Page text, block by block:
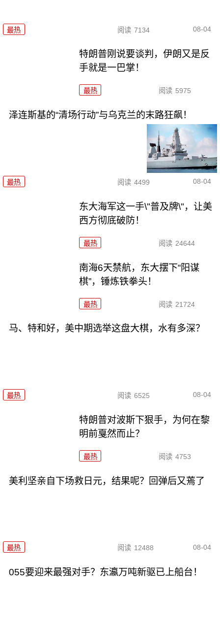
最热 阅读 7134 08-04
特朗普刚说要谈判，伊朗又是反
手就是一巴掌！
最热 阅读 5975
泽连斯基的“清场行动”与乌克兰的末路狂飙！
最热 阅读 4499 08-04
东大海军这一手\"普及牌\"，让美
西方彻底破防！
最热 阅读 24644
南海6天禁航，东大摆下“阳谋
棋”，锤炼铁拳头！
最热 阅读 21724
马、特和好，美中期选举这盘大棋，水有多深？
最热 阅读 6525 08-04
特朗普对波斯下狠手，为何在黎
明前戛然而止？
最热 阅读 4753
美利坚亲自下场救日元，结果呢？回弹后又蔫了
最热 阅读 12488 08-04
055要迎来最强对手？东瀛万吨新驱已上船台！